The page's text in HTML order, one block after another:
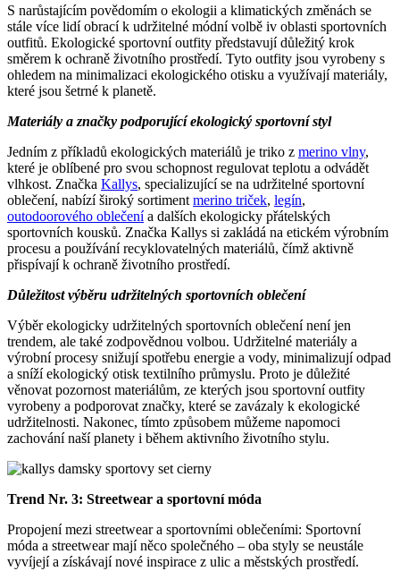
S narůstajícím povědomím o ekologii a klimatických změnách se
stále více lidí obrací k udržitelné módní volbě iv oblasti sportovních
outfitů. Ekologické sportovní outfity představují důležitý krok
směrem k ochraně životního prostředí. Tyto outfity jsou vyrobeny s
ohledem na minimalizaci ekologického otisku a využívají materiály,
které jsou šetrné k planetě.
Materiály a značky podporující ekologický sportovní styl
Jedním z příkladů ekologických materiálů je triko z merino vlny,
které je oblíbené pro svou schopnost regulovat teplotu a odvádět
vlhkost. Značka Kallys, specializující se na udržitelné sportovní
oblečení, nabízí široký sortiment merino triček, legín,
outodoorového oblečenía dalších ekologicky přátelských
sportovních kousků. Značka Kallys si zakládá na etickém výrobním
procesu a používání recyklovatelných materiálů, čímž aktivně
přispívají k ochraně životního prostředí.
Důležitost výběru udržitelných sportovních oblečení
Výběr ekologicky udržitelných sportovních oblečení není jen
trendem, ale také zodpovědnou volbou. Udržitelné materiály a
výrobní procesy snižují spotřebu energie a vody, minimalizují odpad
a sníží ekologický otisk textilního průmyslu. Proto je důležité
věnovat pozornost materiálům, ze kterých jsou sportovní outfity
vyrobeny a podporovat značky, které se zavázaly k ekologické
udržitelnosti. Nakonec, tímto způsobem můžeme napomoci
zachování naší planety i během aktivního životního stylu.
Trend Nr. 3: Streetwear a sportovní móda
Propojení mezi streetwear a sportovními oblečeními: Sportovní
móda a streetwear mají něco společného – oba styly se neustále
vyvíjejí a získávají nové inspirace z ulic a městských prostředí.